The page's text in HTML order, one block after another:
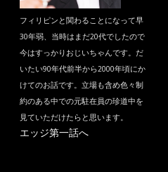
フィリピンと関わることになって早
30年弱、当時はまだ20代でしたので
今はすっかりおじいちゃんです。だ
いたい90年代前半から2000年頃にか
けてのお話です。立場も含め色々制
約のある中での元駐在員の珍道中を
見ていただけたらと思います。
エッジ第一話へ